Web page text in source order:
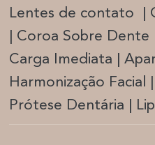
Lentes de contato |
| Coroa Sobre
Carga Imediata |
Harmonização Facial
Prótese Dentária |